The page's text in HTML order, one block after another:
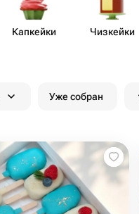
Капкейки Чизкейки
Уже собран